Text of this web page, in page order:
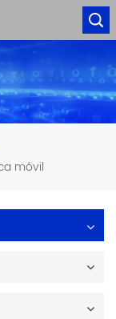
móvil